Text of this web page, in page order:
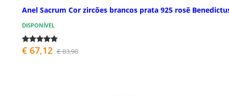
Anel Sacrum Cor zircões brancos prata 925 rosê
DISPONÍVEL
€ 67,12 € 83,90